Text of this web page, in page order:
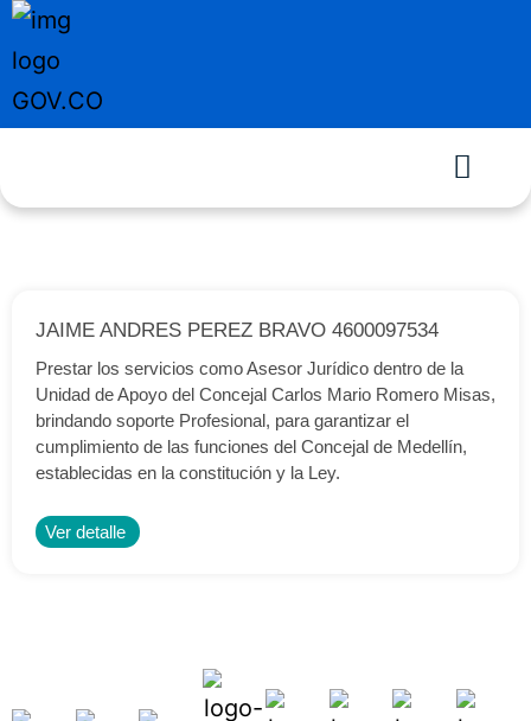
JAIME ANDRES PEREZ BRAVO 4600097534
Prestar los servicios como Asesor Jurídico dentro de la
Unidad de Apoyo del Concejal Carlos Mario Romero Misas,
brindando soporte Profesional, para garantizar el
cumplimiento de las funciones del Concejal de Medellín,
establecidas en la constitución y la Ley.
Ver detalle